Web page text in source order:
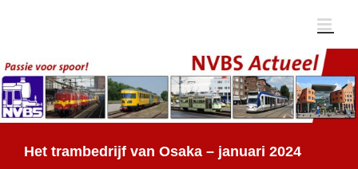
Het trambedrijf van Osaka – januari 2024